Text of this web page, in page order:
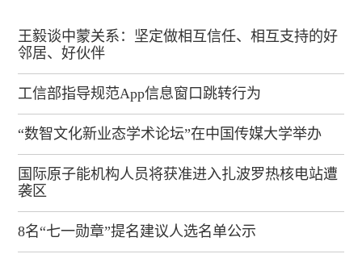
王毅谈中蒙关系：坚定做相互信任、相互支持的好
邻居、好伙伴
工信部指导规范App信息窗口跳转行为
“数智文化新业态学术论坛”在中国传媒大学举办
国际原子能机构人员将获准进入扎波罗热核电站遭
袭区
8名“七一勋章”提名建议人选名单公示